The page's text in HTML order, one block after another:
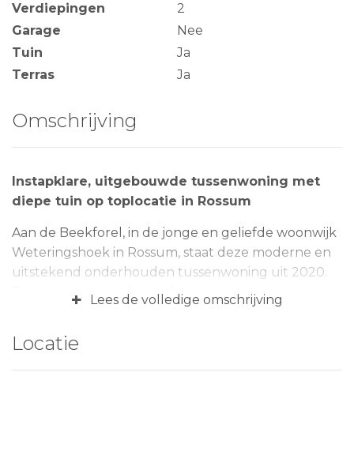
Verdiepingen
2
Garage
Nee
Tuin
Ja
Terras
Ja
Omschrijving
Instapklare, uitgebouwde tussenwoning met
diepe tuin op toplocatie in Rossum
Aan de Beekforel, in de jonge en geliefde woonwijk
Weteringshoek in Rossum, staat deze moderne en
uitstekend onderhouden tussenwoning uit 2020.
De woning is uitgebouwd, energiezuinig
(energielabel A) en beschikt over een fraai
Dankzij de groene ligging aan een speelplantsoen is
dit een ideale woonplek voor starters en/of
+ Lees de volledige omschrijving
Locatie